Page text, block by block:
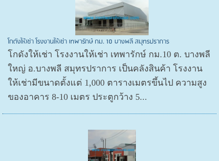
โกดังให้เช่า โรงงานให้เช่า เทพารักษ์ กม. 10 บางพลี สมุทรปราการ
โกดังให้เช่า โรงงานให้เช่า เทพารักษ์ กม.10 ต. บางพลี
ใหญ่ อ.บางพลี สมุทรปราการ เป็นคลังสินค้า โรงงาน
ให้เช่ามีขนาดตั้งแต่ 1,000 ตารางเมตรขึ้นไป ความสูง
ของอาคาร 8-10 เมตร ประตูกว้าง 5...